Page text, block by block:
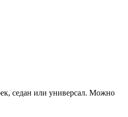
седан или универсал. Можно